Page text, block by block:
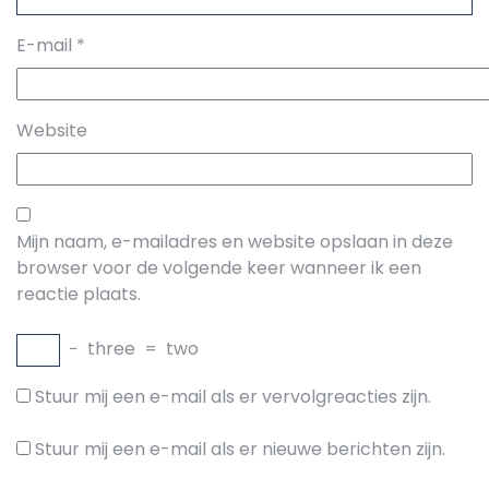
E-mail *
Website
Mijn naam, e-mailadres en website opslaan in deze
browser voor de volgende keer wanneer ik een
reactie plaats.
− three = two
Stuur mij een e-mail als er vervolgreacties zijn.
Stuur mij een e-mail als er nieuwe berichten zijn.